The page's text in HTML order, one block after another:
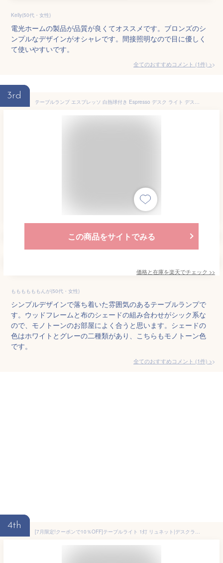
Kelly(50代・女性)
電光ホームの製品が品質が良くてオススメです。ブロンズのシ
ンプルなデザインがオシャレです。間接照明なので目に優しく
て使いやすいです。
全てのおすすめコメント (1件) >
3rd
テーブルランプ エスプレッソ 白熱球付き Espresso デスク ライト デスクランプ テーブルランプ おしゃれ クランプ LED対応 北欧 ミッドセンチュリー インダストリアル シンプル グレー ホワイト 白 黒 AW-506V【あす楽】 新生活【PUP01】
この商品をサイトでみる
価格と在庫を楽天でチェック >>
ももももももんが(50代・女性)
シンプルデザインで落ち着いた雰囲気のあるテーブルランプで
す。ウッドフレームと布のシェードの組み合わせがシック系な
ので、モノトーンのお部屋によく合うと思います。シェードの
色はホワイトとグレーの二種類があり、こちらもモノトーン色
です。
全てのおすすめコメント (1件) >
4th
[7月限定!クーポンで10％OFF]テーブルライト 1灯 リュネット|デスクライト テーブルスタンド 間接照明 フロアライト インテリア かわいい おしゃれ 一人暮らしシンプル LED ナチュラル 北欧 天然木 木製 布 子供部屋 寝室 書斎 ダイニング用 食卓用 リビング用 居間用